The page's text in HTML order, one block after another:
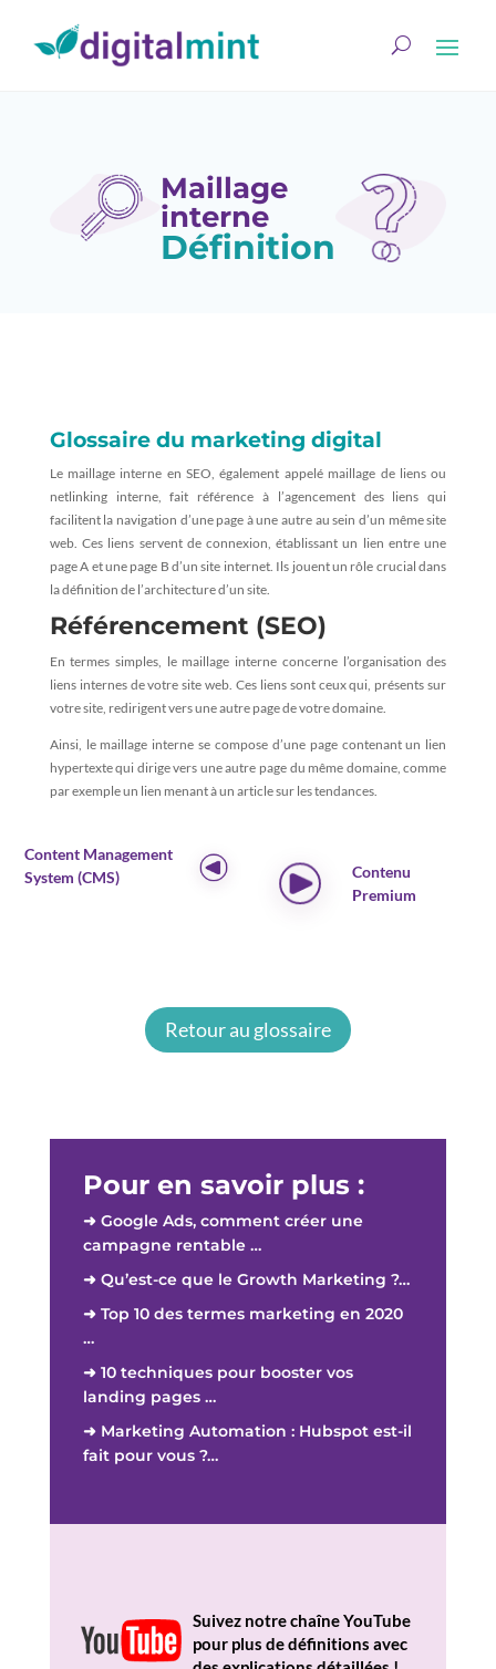
Maillage
interne
Définition
Glossaire du marketing digital
Le maillage interne en SEO, également appelé maillage de liens ou
netlinking interne, fait référence à l’agencement des liens qui
facilitent la navigation d’une page à une autre au sein d’un même site
web. Ces liens servent de connexion, établissant un lien entre une
page A et une page B d’un site internet. Ils jouent un rôle crucial dans
la définition de l’architecture d’un site.
Référencement (SEO)
En termes simples, le maillage interne concerne l’organisation des
liens internes de votre site web. Ces liens sont ceux qui, présents sur
votre site, redirigent vers une autre page de votre domaine.
Ainsi, le maillage interne se compose d’une page contenant un lien
hypertexte qui dirige vers une autre page du même domaine, comme
par exemple un lien menant à un article sur les tendances.
Content Management
System (CMS)
Contenu
Premium
Retour au glossaire
Pour en savoir plus :
➜ Google Ads, comment créer une
campagne rentable …
➜ Qu’est-ce que le Growth Marketing ?…
➜ Top 10 des termes marketing en 2020
…
➜ 10 techniques pour booster vos
landing pages …
➜ Marketing Automation : Hubspot est-il
fait pour vous ?…
Suivez notre chaîne YouTube
pour plus de définitions avec